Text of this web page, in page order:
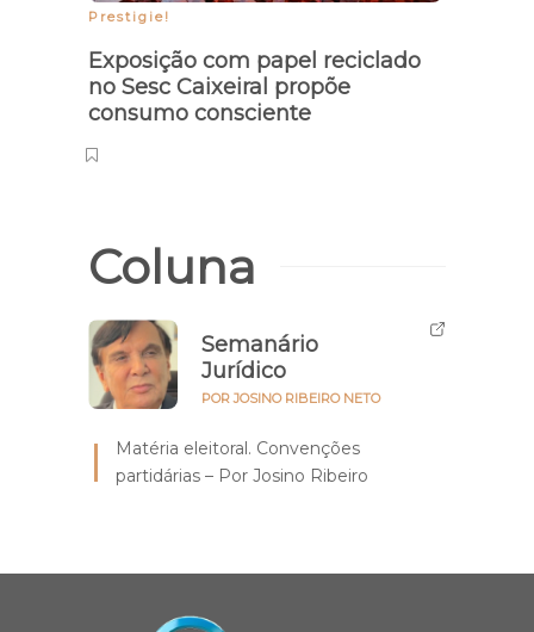
Prestigie!
Exposição com papel reciclado
no Sesc Caixeiral propõe
consumo consciente
Coluna
Semanário
Jurídico
POR JOSINO RIBEIRO NETO
Matéria eleitoral. Convenções
partidárias – Por Josino Ribeiro